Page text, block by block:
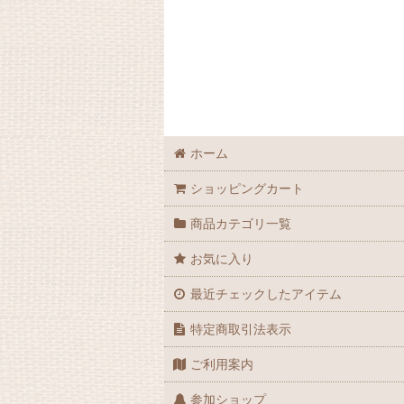
向付
酒器
膾皿
蓋碗
花器
アウトレット
ホーム
ショッピングカート
商品カテゴリ一覧
お気に入り
最近チェックしたアイテム
特定商取引法表示
ご利用案内
参加ショップ